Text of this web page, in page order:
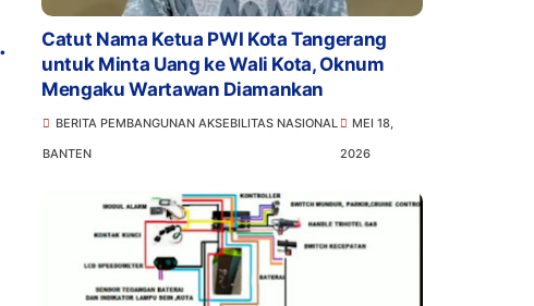
Catut Nama Ketua PWI Kota Tangerang
untuk Minta Uang ke Wali Kota, Oknum
Mengaku Wartawan Diamankan
BERITA PEMBANGUNAN AKSEBILITAS NASIONAL
BANTEN
MEI 18,
2026